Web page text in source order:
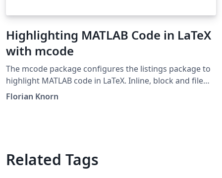
Highlighting MATLAB Code in LaTeX
with mcode
The mcode package configures the listings package to
highlight MATLAB code in LaTeX. Inline, block and file
listings are supported. This template includes a version
Florian Knorn
Related Tags